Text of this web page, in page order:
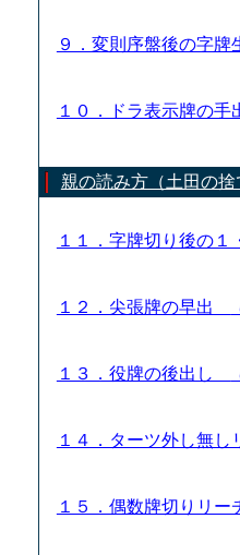
９．変則序盤後の字
１０．ドラ表示牌の
親の読み方（土田の捨
１１．字牌切り後の
１２．尖張牌の早出
１３．役牌の後出し
１４．ターツ外し無
１５．偶数牌切りリ